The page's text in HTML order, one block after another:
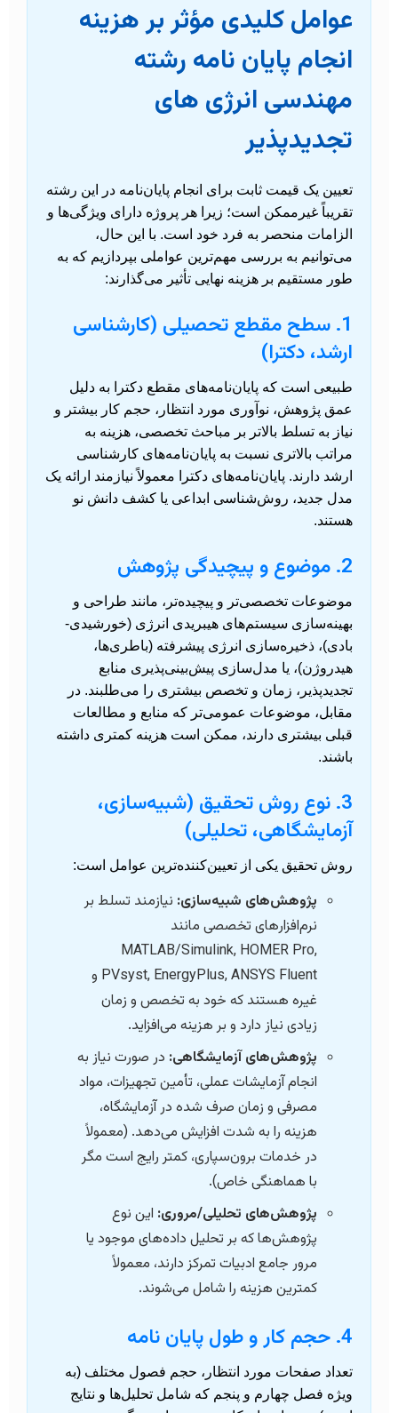
عوامل کلیدی مؤثر بر هزینه
انجام پایان نامه رشته
مهندسی انرژی های
تجدیدپذیر
تعیین یک قیمت ثابت برای انجام پایان‌نامه در این رشته
تقریباً غیرممکن است؛ زیرا هر پروژه دارای ویژگی‌ها و
الزامات منحصر به فرد خود است. با این حال،
می‌توانیم به بررسی مهم‌ترین عواملی بپردازیم که به
طور مستقیم بر هزینه نهایی تأثیر می‌گذارند:
1. سطح مقطع تحصیلی (کارشناسی
ارشد، دکترا)
طبیعی است که پایان‌نامه‌های مقطع دکترا به دلیل
عمق پژوهش، نوآوری مورد انتظار، حجم کار بیشتر و
نیاز به تسلط بالاتر بر مباحث تخصصی، هزینه به
مراتب بالاتری نسبت به پایان‌نامه‌های کارشناسی
ارشد دارند. پایان‌نامه‌های دکترا معمولاً نیازمند ارائه یک
مدل جدید، روش‌شناسی ابداعی یا کشف دانش نو
هستند.
2. موضوع و پیچیدگی پژوهش
موضوعات تخصصی‌تر و پیچیده‌تر، مانند طراحی و
بهینه‌سازی سیستم‌های هیبریدی انرژی (خورشیدی-
بادی)، ذخیره‌سازی انرژی پیشرفته (باطری‌ها،
هیدروژن)، یا مدل‌سازی پیش‌بینی‌پذیری منابع
تجدیدپذیر، زمان و تخصص بیشتری را می‌طلبند. در
مقابل، موضوعات عمومی‌تر که منابع و مطالعات
قبلی بیشتری دارند، ممکن است هزینه کمتری داشته
باشند.
3. نوع روش تحقیق (شبیه‌سازی،
آزمایشگاهی، تحلیلی)
روش تحقیق یکی از تعیین‌کننده‌ترین عوامل است:
پژوهش‌های شبیه‌سازی: نیازمند تسلط بر
نرم‌افزارهای تخصصی مانند
MATLAB/Simulink, HOMER Pro,
PVsyst, EnergyPlus, ANSYS Fluent و
غیره هستند که خود به تخصص و زمان
زیادی نیاز دارد و بر هزینه می‌افزاید.
پژوهش‌های آزمایشگاهی: در صورت نیاز به
انجام آزمایشات عملی، تأمین تجهیزات، مواد
مصرفی و زمان صرف شده در آزمایشگاه،
هزینه را به شدت افزایش می‌دهد. (معمولاً
در خدمات برون‌سپاری، کمتر رایج است مگر
با هماهنگی خاص).
پژوهش‌های تحلیلی/مروری: این نوع
پژوهش‌ها که بر تحلیل داده‌های موجود یا
مرور جامع ادبیات تمرکز دارند، معمولاً
کمترین هزینه را شامل می‌شوند.
4. حجم کار و طول پایان نامه
تعداد صفحات مورد انتظار، حجم فصول مختلف (به
ویژه فصل چهارم و پنجم که شامل تحلیل‌ها و نتایج